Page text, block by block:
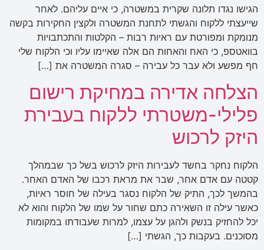
הגישו נגדו תלונה שקרית במשטרה, כי איים עליהם. לאחר
שייעצתי ללקוח והגשתי לתחנת המשטרה ולקצין החקירות בקשה
מנומקת ומפורטת עם ראיות רבות – הקלטות והתכתבויות
בוואטספ, כי האח והאחות הם אלה שאיימו עליו וכי הלקוח שלי
חף מפשע ולא עבר כל עבירה – סגרה המשטרה את […]
הצלחה אדירה במחיקת רישום
פלילי-משטרתי ללקוח בעבירת
היזק לרכוש
הלקוח נחקר בחשד לעבירות היזק לרכוש בשל כך שבמהלך
קטטה עם אדם אחר, שבר את מראת רכבו של האדם האחר.
בהמשך לכך, התיק של הלקוח נסגר בעילה של חוסר ראיות,
כאשר עילה זו השאירה כתם שחור על שמו של הלקוח והוא לא
יכל להחזיק בנשק ולהגן על עצמו, למרות שעבודתו במקומות
מסוכנים. בעקבות כך, הגשתי […]